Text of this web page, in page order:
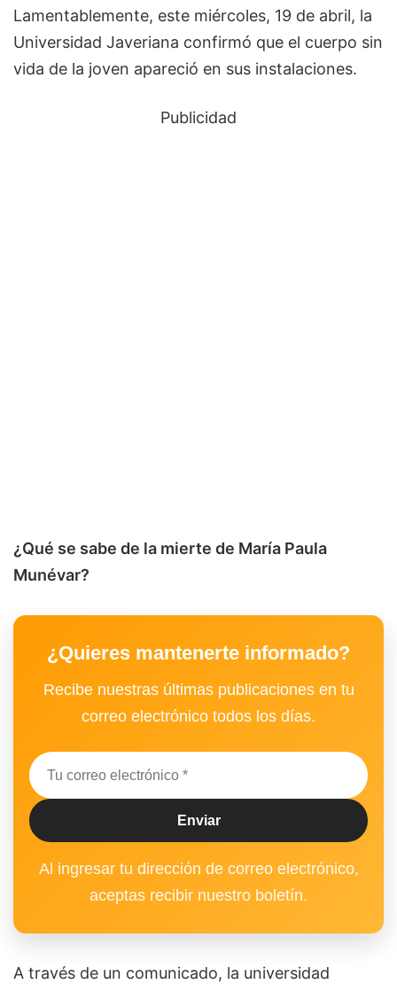
Lamentablemente, este miércoles, 19 de abril, la
Universidad Javeriana confirmó que el cuerpo sin
vida de la joven apareció en sus instalaciones.
Publicidad
¿Qué se sabe de la mierte de María Paula
Munévar?
¿Quieres mantenerte informado?
Recibe nuestras últimas publicaciones en tu
correo electrónico todos los días.
Al ingresar tu dirección de correo electrónico,
aceptas recibir nuestro boletín.
A través de un comunicado, la universidad